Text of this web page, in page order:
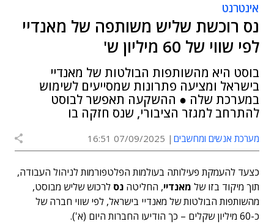
אינטרנט
נס רוכשת שליש משותפה של מאנדיי
לפי שווי של 60 מיליון ש'
בוסט היא מהשותפות הבולטות של מאנדיי
בישראל ומציעה פתרונות שמסייעים לשימוש
במערכת שלה ● ההשקעה תאפשר לבוסט
להתרחב למגזר הציבורי, שנס חזקה בו
מערכת אנשים ומחשבים 07/09/2025 16:51
כצעד להעמקת פעילותה בעולמות הפלטפורמות לניהול העבודה,
תוך מיקוד בזו של מאנדיי, החליטה נס לרכוש שליש מבוסט,
מהשותפות הבולטות של מאנדיי בישראל, לפי שווי חברה של
כ-60 מיליון שקלים – כך הודיעו החברות היום (א').